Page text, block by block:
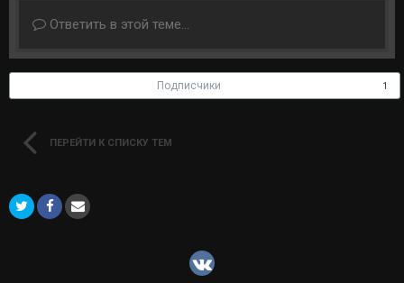
Ответить в этой теме...
Подписчики 1
ПЕРЕЙТИ К СПИСКУ ТЕМ